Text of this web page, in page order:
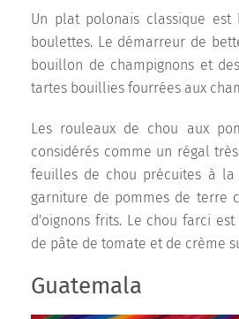
Un plat polonais classique est
boulettes. Le démarreur de
bouillon de champignons et
tartes bouillies fourrées aux
Les rouleaux de chou aux
considérés comme un régal
feuilles de chou précuites à la
garniture de pommes de terre
d'oignons frits. Le chou farci
de pâte de tomate et de crème
Guatemala